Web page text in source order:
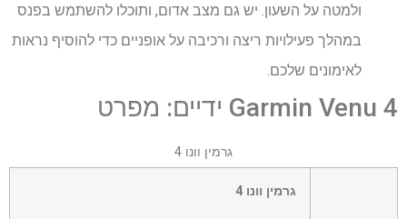
ולמטה על השעון. יש גם מצב אדום, ותוכלו להשתמש בפנס
במהלך פעילויות ריצה ורכיבה על אופניים כדי להוסיף נראות
לאימונים שלכם.
Garmin Venu 4 ידיים: מפרט
גרמין וונו 4
גרמין וונו 4